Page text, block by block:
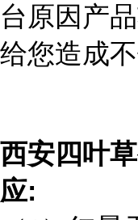
台原因产
给您造成
西安四叶
应: